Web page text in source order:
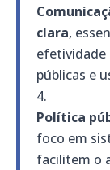
clara,
efetividade
públicas e
Política
foco em
facilitem o